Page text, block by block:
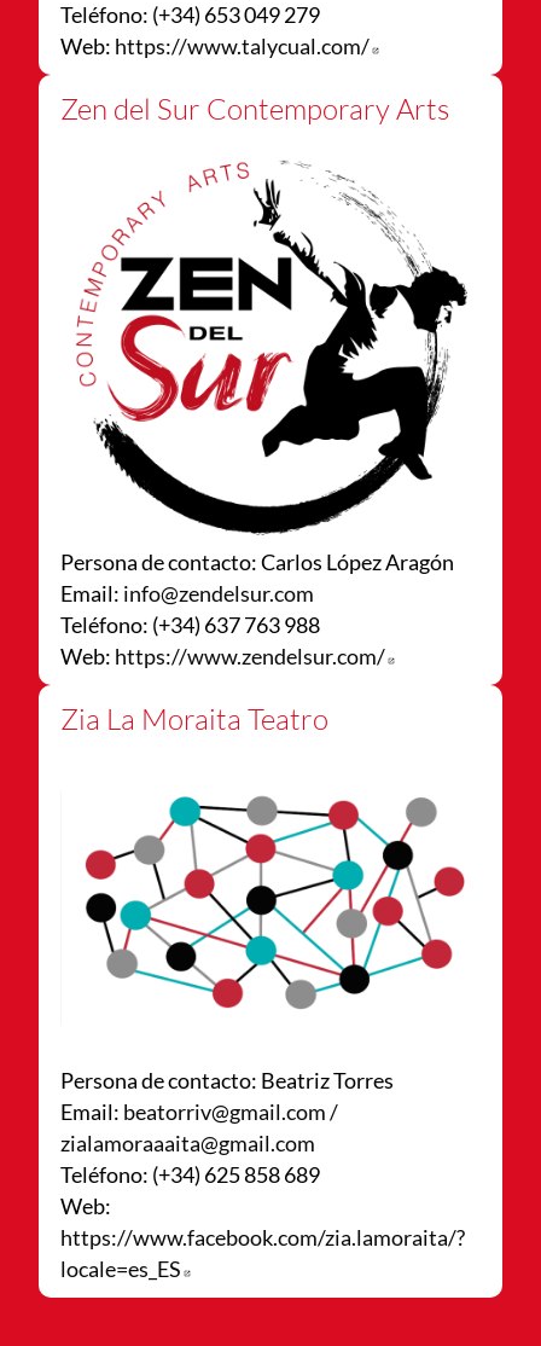
Teléfono: (+34) 653 049 279
Web: https://www.talycual.com/
Zen del Sur Contemporary Arts
Persona de contacto: Carlos López Aragón
Email: info@zendelsur.com
Teléfono: (+34) 637 763 988
Web: https://www.zendelsur.com/
Zia La Moraita Teatro
Persona de contacto: Beatriz Torres
Email: beatorriv@gmail.com /
zialamoraaaita@gmail.com
Teléfono: (+34) 625 858 689
Web:
https://www.facebook.com/zia.lamoraita/?
locale=es_ES